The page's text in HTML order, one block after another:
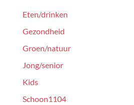
Eten/drinken
Gezondheid
Groen/natuur
Jong/senior
Kids
Schoon1104